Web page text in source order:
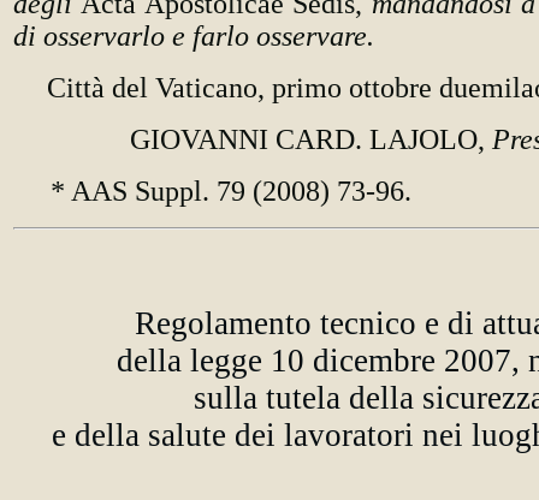
di osservarlo e farlo osservare.
Città del Vaticano, primo ottobre
GIOVANNI CARD. LAJOLO,
* AAS Suppl. 79 (2008) 73-96.
Regolamento tecnico e di
della legge 10 dicembre 2007,
sulla tutela della
e della salute dei lavoratori nei